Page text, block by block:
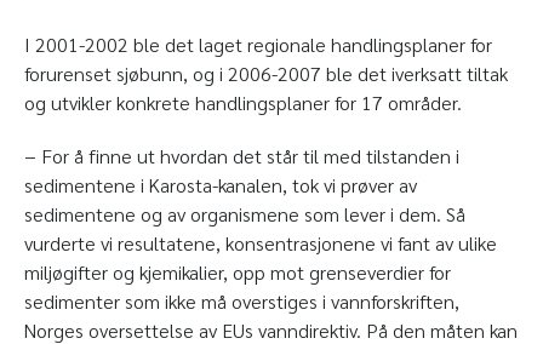
I 2001-2002 ble det laget regionale handlingsplaner for
forurenset sjøbunn, og i 2006-2007 ble det iverksatt tiltak
og utvikler konkrete handlingsplaner for 17 områder.
− For å finne ut hvordan det står til med tilstanden i
sedimentene i Karosta-kanalen, tok vi prøver av
sedimentene og av organismene som lever i dem. Så
vurderte vi resultatene, konsentrasjonene vi fant av ulike
miljøgifter og kjemikalier, opp mot grenseverdier for
sedimenter som ikke må overstiges i vannforskriften,
Norges oversettelse av EUs vanndirektiv. På den måten kan